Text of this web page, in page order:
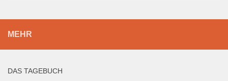
MEHR
DAS TAGEBUCH